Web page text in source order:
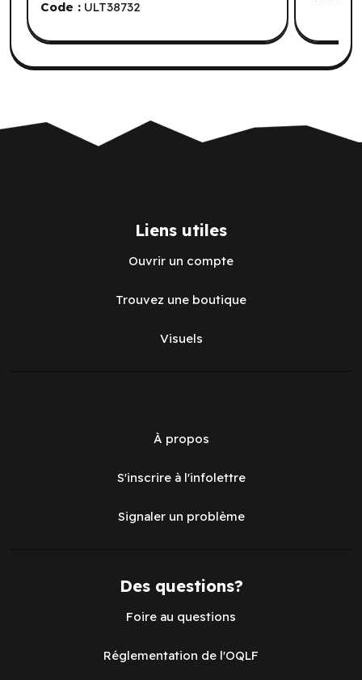
Code : ULT38732
Liens utiles
Ouvrir un compte
Trouvez une boutique
Visuels
À propos
S'inscrire à l'infolettre
Signaler un problème
Des questions?
Foire au questions
Réglementation de l'OQLF